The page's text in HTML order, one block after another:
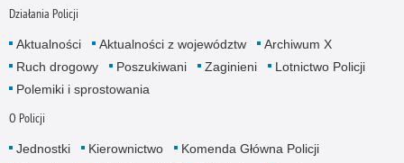
Działania Policji
Aktualności Aktualności z województw
Archiwum X
Ruch drogowy
Poszukiwani Zaginieni
Lotnictwo Policji
Polemiki i sprostowania
O Policji
Jednostki Kierownictwo
Komenda Główna Policji